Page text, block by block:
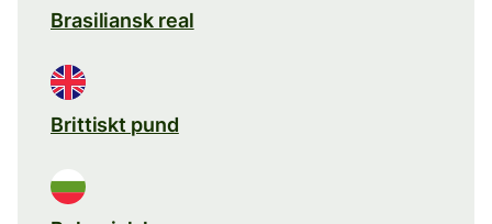
Brasiliansk real
Brittiskt pund